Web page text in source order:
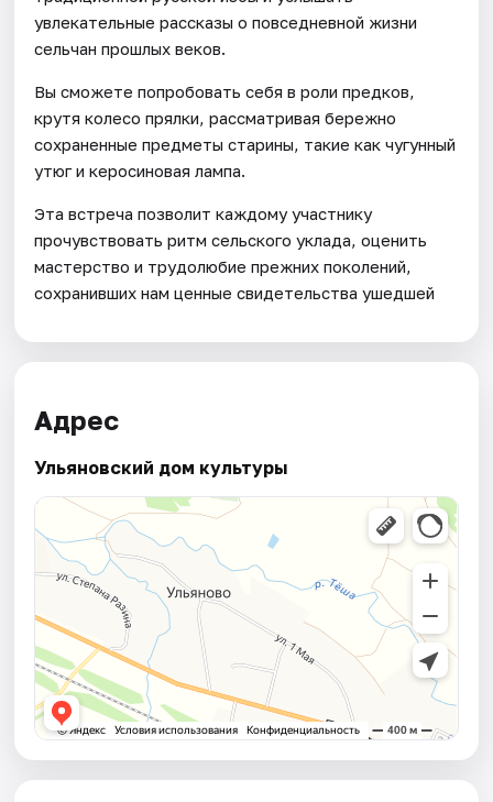
увлекательные рассказы о повседневной жизни
сельчан прошлых веков.
Вы сможете попробовать себя в роли предков,
крутя колесо прялки, рассматривая бережно
сохраненные предметы старины, такие как чугунный
утюг и керосиновая лампа.
Эта встреча позволит каждому участнику
прочувствовать ритм сельского уклада, оценить
мастерство и трудолюбие прежних поколений,
сохранивших нам ценные свидетельства ушедшей
Адрес
Ульяновский дом культуры